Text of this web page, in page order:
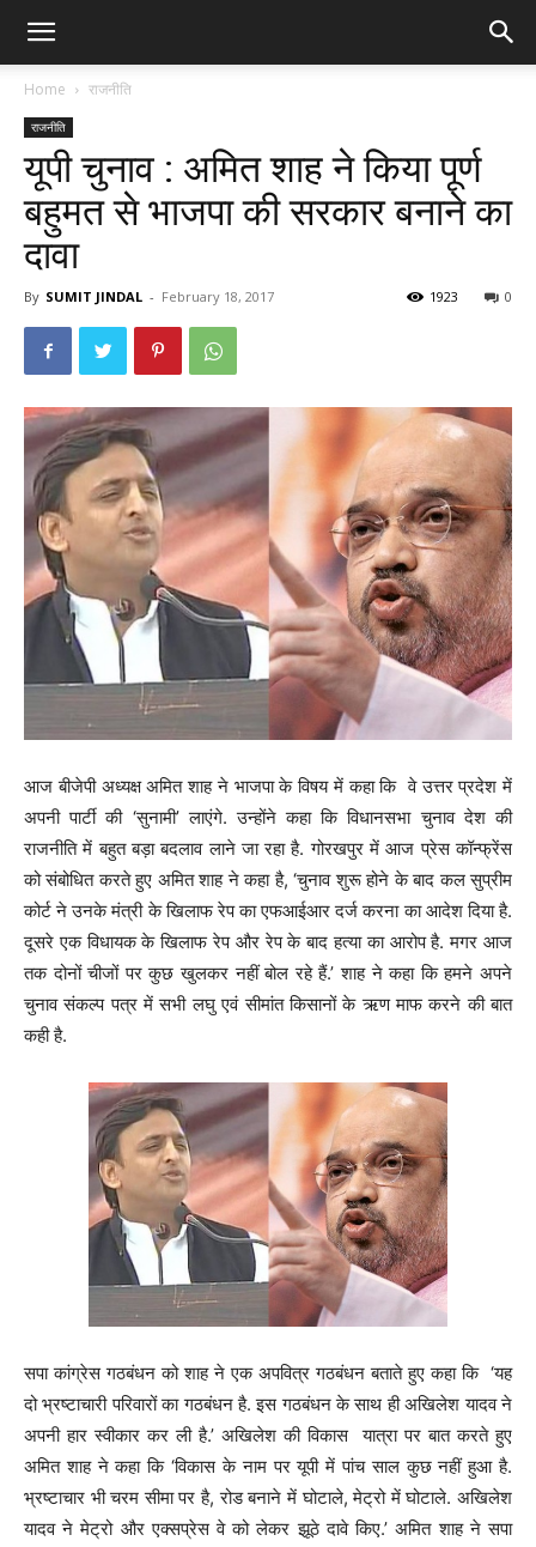
Home राजनीति
राजनीति
यूपी चुनाव : अमित शाह ने किया पूर्ण
बहुमत से भाजपा की सरकार बनाने का
दावा
By SUMIT JINDAL - February 18, 2017 0
1923
आज बीजेपी अध्यक्ष अमित शाह ने भाजपा के विषय में कहा कि वे उत्तर प्रदेश में
अपनी पार्टी की ‘सुनामी’ लाएंगे. उन्होंने कहा कि विधानसभा चुनाव देश की
राजनीति में बहुत बड़ा बदलाव लाने जा रहा है. गोरखपुर में आज प्रेस कॉन्फ्रेंस
को संबोधित करते हुए अमित शाह ने कहा है, ‘चुनाव शुरू होने के बाद कल सुप्रीम
कोर्ट ने उनके मंत्री के खिलाफ रेप का एफआईआर दर्ज करना का आदेश दिया है.
दूसरे एक विधायक के खिलाफ रेप और रेप के बाद हत्या का आरोप है. मगर आज
तक दोनों चीजों पर कुछ खुलकर नहीं बोल रहे हैं.’ शाह ने कहा कि हमने अपने
चुनाव संकल्प पत्र में सभी लघु एवं सीमांत किसानों के ऋण माफ करने की बात
कही है.
सपा कांग्रेस गठबंधन को शाह ने एक अपवित्र गठबंधन बताते हुए कहा कि ‘यह
दो भ्रष्टाचारी परिवारों का गठबंधन है. इस गठबंधन के साथ ही अखिलेश यादव ने
अपनी हार स्वीकार कर ली है.’ अखिलेश की विकास यात्रा पर बात करते हुए
अमित शाह ने कहा कि ‘विकास के नाम पर यूपी में पांच साल कुछ नहीं हुआ है.
भ्रष्टाचार भी चरम सीमा पर है, रोड बनाने में घोटाले, मेट्रो में घोटाले. अखिलेश
यादव ने मेट्रो और एक्सप्रेस वे को लेकर झूठे दावे किए.’ अमित शाह ने सपा